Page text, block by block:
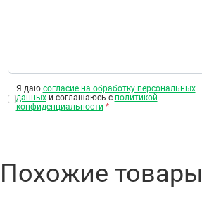
Я даю согласие на обработку персональных
данныхи соглашаюсь с политикой
конфиденциальности *
Похожие товары